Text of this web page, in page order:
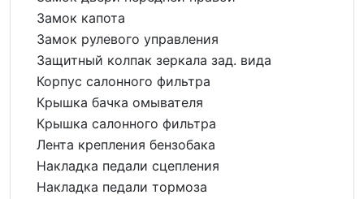
Замок капота
Замок рулевого управления
Защитный колпак зеркала зад. вида
Корпус салонного фильтра
Крышка бачка омывателя
Крышка салонного фильтра
Лента крепления бензобака
Накладка педали сцепления
Накладка педали тормоза